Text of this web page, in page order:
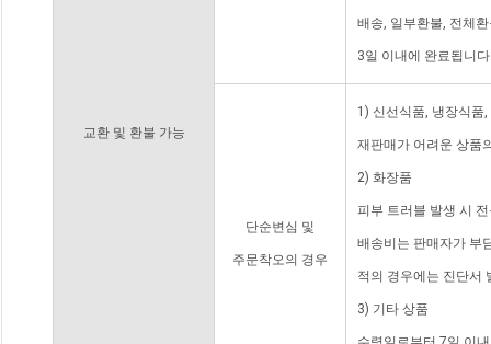
교환 및 환불 가능
배송, 일부환불, 전체
3일 이내에 완료됩니
단순변심 및
주문착오의 경우
1) 신선식품, 냉장식품
재판매가 어려운 상품
2) 화장품
피부 트러블 발생 시
배송비는 판매자가 부
적의 경우에는 진단서
3) 기타 상품